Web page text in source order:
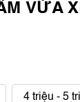
VỪA
4 triệu - 5